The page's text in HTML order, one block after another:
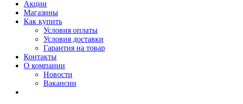
Акции
Магазины
Как купить
Условия оплаты
Условия доставки
Гарантия на товар
Контакты
О компании
Новости
Вакансии